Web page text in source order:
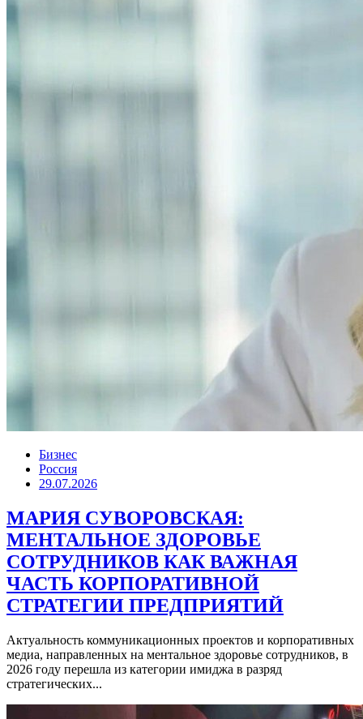
Бизнес
Россия
29.07.2026
МАРИЯ СУВОРОВСКАЯ:
МЕНТАЛЬНОЕ ЗДОРОВЬЕ
СОТРУДНИКОВ КАК ВАЖНАЯ
ЧАСТЬ КОРПОРАТИВНОЙ
СТРАТЕГИИ ПРЕДПРИЯТИЙ
Актуальность коммуникационных проектов и корпоративных
медиа, направленных на ментальное здоровье сотрудников, в
2026 году перешла из категории имиджа в разряд
стратегических...